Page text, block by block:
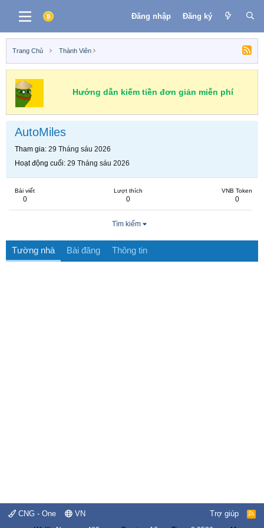
Đăng nhập Đăng ký
Trang Chủ Thành Viên
Hướng dẫn kiếm tiền đơn giản miễn phí
AutoMiles
Tham gia 29 Tháng sáu 2026
Hoạt động cuối 29 Tháng sáu 2026
Bài viết
0
Lượt thích
0
VNB Token
0
Tìm kiếm
Tường nhà Bài đăng Thông tin
CNG - One VN Trợ giúp
R